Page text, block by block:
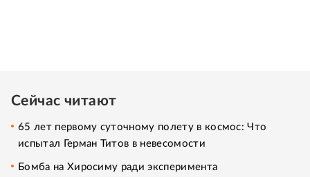
Сейчас читают
65 лет первому суточному полету в космос: Что
испытал Герман Титов в невесомости
Бомба на Хиросиму ради эксперимента